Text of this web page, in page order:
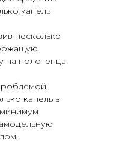
капель
несколько
на полотенца
капель в
.